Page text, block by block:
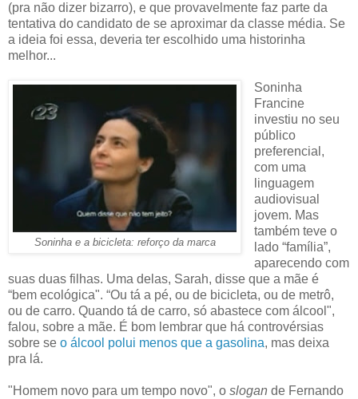
(pra não dizer bizarro), e que provavelmente faz parte da
tentativa do candidato de se aproximar da classe média. Se
a ideia foi essa, deveria ter escolhido uma historinha
melhor...
Soninha e a bicicleta: reforço da marca
Soninha
Francine
investiu no seu
público
preferencial,
com uma
linguagem
audiovisual
jovem. Mas
também teve o
lado “família”,
aparecendo com
suas duas filhas. Uma delas, Sarah, disse que a mãe é
“bem ecológica". “Ou tá a pé, ou de bicicleta, ou de metrô,
ou de carro. Quando tá de carro, só abastece com álcool",
falou, sobre a mãe. É bom lembrar que há controvérsias
sobre se o álcool polui menos que a gasolina, mas deixa
pra lá.
"Homem novo para um tempo novo", o slogan de Fernando